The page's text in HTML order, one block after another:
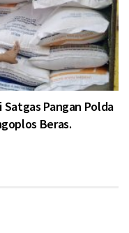
Satgas Pangan Polda
Beras.